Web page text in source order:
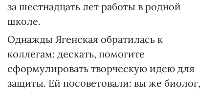
за шестнадцать лет работы в родной
школе.
Однажды Ягенская обратилась к
коллегам: дескать, помогите
сформулировать творческую идею для
защиты. Ей посоветовали: вы же биолог,